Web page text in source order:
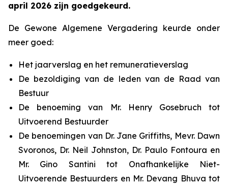
april 2026 zijn goedgekeurd.
De Gewone Algemene Vergadering keurde onder
meer goed:
Het jaarverslag en het remuneratieverslag
De bezoldiging van de leden van de Raad van
Bestuur
De benoeming van Mr. Henry Gosebruch tot
Uitvoerend Bestuurder
De benoemingen van Dr. Jane Griffiths, Mevr. Dawn
Svoronos, Dr. Neil Johnston, Dr. Paulo Fontoura en
Mr. Gino Santini tot Onafhankelijke Niet-
Uitvoerende Bestuurders en Mr. Devang Bhuva tot